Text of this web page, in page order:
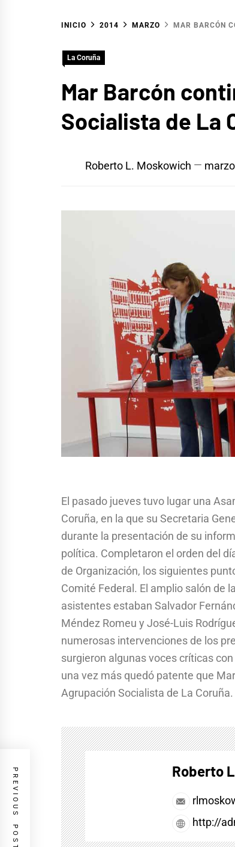
INICIO 2014 MARZO MAR BARCÓN
La Coruña
Mar Barcón
Socialista de La
Roberto L. Moskowich
El pasado jueves tuvo lugar una
Coruña, en la que su Secretaria
durante la presentación de su
política. Completaron el orden del
de Organización, los siguientes
Comité Federal. El amplio salón de
asistentes estaban Salvador
Méndez Romeu y José-Luis
numerosas intervenciones de los
surgieron algunas voces críticas
una vez más quedó patente que
Agrupación Socialista de La Coruña.
Roberto
http://
PREVIOUS POST